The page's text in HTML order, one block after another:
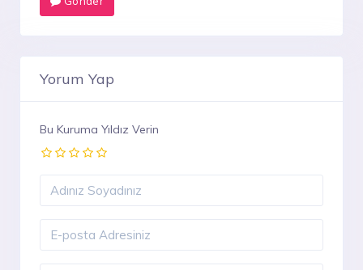
Yorum Yap
Bu Kuruma Yıldız Verin